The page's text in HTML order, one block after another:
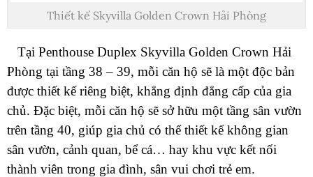
Thiết kế Skyvilla Golden Crown Hải Phòng
Tại Penthouse Duplex Skyvilla Golden Crown Hải
Phòng tại tầng 38 – 39, mỗi căn hộ sẽ là một độc bản
được thiết kế riêng biệt, khẳng định đẳng cấp của gia
chủ. Đặc biệt, mỗi căn hộ sẽ sở hữu một tầng sân vườn
trên tầng 40, giúp gia chủ có thể thiết kế không gian
sân vườn, cảnh quan, bể cá… hay khu vực kết nối
thành viên trong gia đình, sân vui chơi trẻ em.